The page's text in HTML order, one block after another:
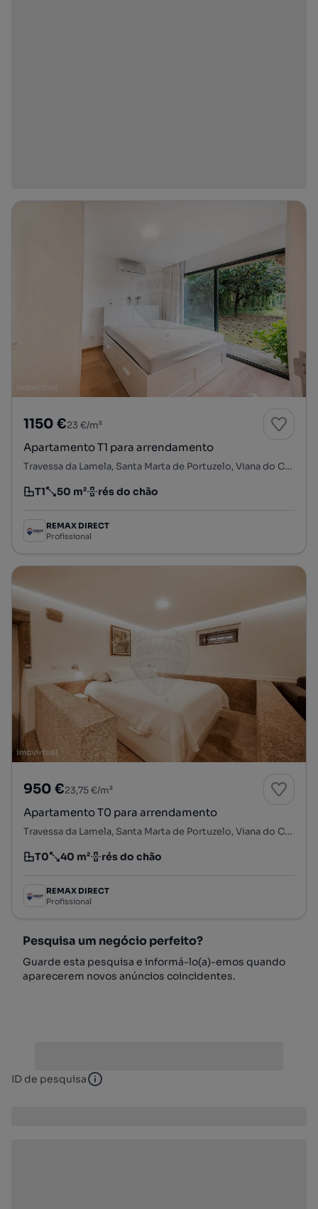
1150 €23 €/m²
Apartamento T1 para arrendamento
Travessa da Lamela, Santa Marta de Portuzelo, Viana do Castelo, Viana do Castelo
Tipologia
T1
Preço por metro quadrado
50 m²
Andar rés do chão
REMAX DIRECT
Profissional
950 €23,75 €/m²
Apartamento T0 para arrendamento
Travessa da Lamela, Santa Marta de Portuzelo, Viana do Castelo, Viana do Castelo
Tipologia
T0
Preço por metro quadrado
40 m²
Andar rés do chão
REMAX DIRECT
Profissional
Pesquisa um negócio perfeito?
Guarde esta pesquisa e informá-lo(a)-emos quando
aparecerem novos anúncios coincidentes.
ID de pesquisa ID de pesquisa